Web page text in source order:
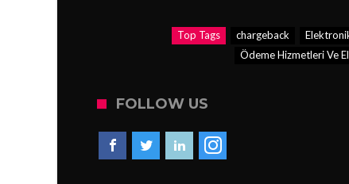
Top Tags chargeback
Ödeme Hizmetleri Ve
FOLLOW US